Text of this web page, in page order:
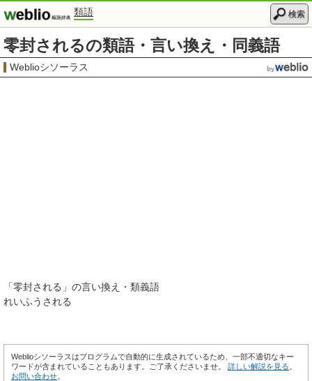
類語 検索
零封されるの類語・言い換え・同義語
Weblioシソーラス
「零封される 」の言い換え・類義語
れいふうされる
Weblioシソーラスはプログラムで自動的に生成されているため、一部不適切なキー
ワードが含まれていることもあります。ご了承くださいませ。 詳しい解説を見る
お問い合わせ